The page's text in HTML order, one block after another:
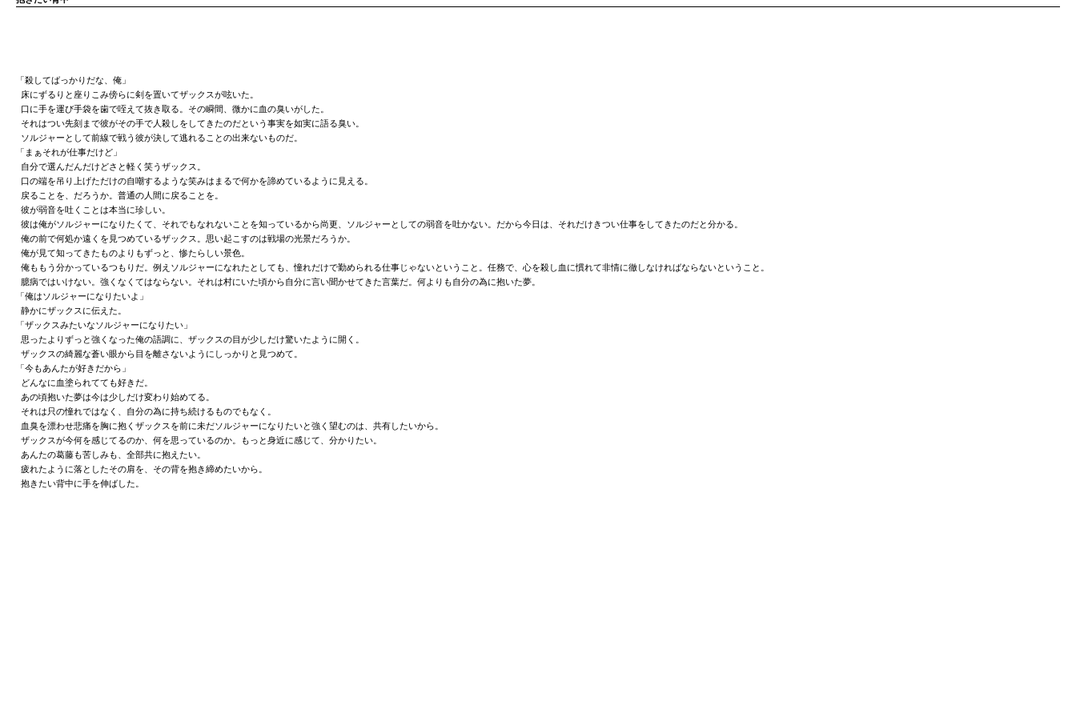
「殺してばっかりだな、俺」
床にずるりと座りこみ傍らに剣を置いてザックスが呟いた。
口に手を運び手袋を歯で咥えて抜き取る。その瞬間、微かに血の臭いがした。
それはつい先刻まで彼がその手で人殺しをしてきたのだという事実を如実に語る臭い。
ソルジャーとして前線で戦う彼が決して逃れることの出来ないものだ。
「まぁそれが仕事だけど」
自分で選んだんだけどさと軽く笑うザックス。
口の端を吊り上げただけの自嘲するような笑みはまるで何かを諦めているように見える。
戻ることを、だろうか。普通の人間に戻ることを。
彼が弱音を吐くことは本当に珍しい。
彼は俺がソルジャーになりたくて、それでもなれないことを知っているから尚更、ソルジャーとしての弱音を吐かない。だから今日は、それだけきつい仕事をしてきたのだと分かる。
俺の前で何処か遠くを見つめているザックス。思い起こすのは戦場の光景だろうか。
俺が見て知ってきたものよりもずっと、惨たらしい景色。
俺ももう分かっているつもりだ。例えソルジャーになれたとしても、憧れだけで勤められる仕事じゃないということ。任務で、心を殺し血に慣れて非情に徹しなければならないということ。
臆病ではいけない。強くなくてはならない。それは村にいた頃から自分に言い聞かせてきた言葉だ。何よりも自分の為に抱いた夢。
「俺はソルジャーになりたいよ」
静かにザックスに伝えた。
「ザックスみたいなソルジャーになりたい」
思ったよりずっと強くなった俺の語調に、ザックスの目が少しだけ驚いたように開く。
ザックスの綺麗な蒼い眼から目を離さないようにしっかりと見つめて。
「今もあんたが好きだから」
どんなに血塗られてても好きだ。
あの頃抱いた夢は今は少しだけ変わり始めてる。
それは只の憧れではなく、自分の為に持ち続けるものでもなく。
血臭を漂わせ悲痛を胸に抱くザックスを前に未だソルジャーになりたいと強く望むのは、共有したいから。
ザックスが今何を感じてるのか、何を思っているのか。もっと身近に感じて、分かりたい。
あんたの葛藤も苦しみも、全部共に抱えたい。
疲れたように落としたその肩を、その背を抱き締めたいから。
抱きたい背中に手を伸ばした。